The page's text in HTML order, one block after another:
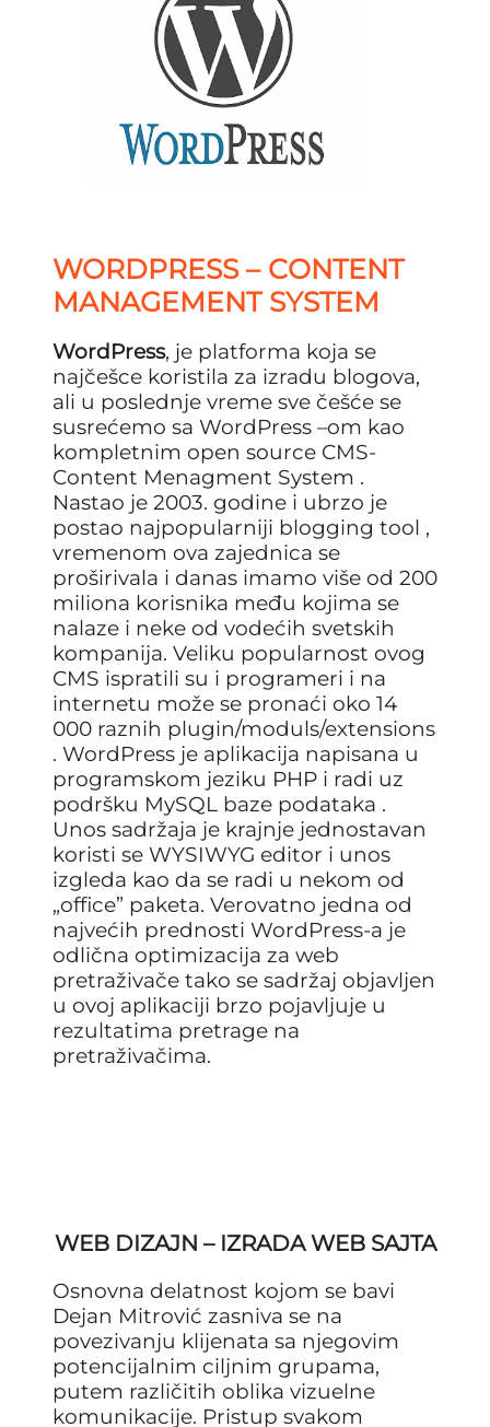
WORDPRESS – CONTENT
MANAGEMENT SYSTEM
WordPress, je platforma koja se
najčešce koristila za izradu blogova,
ali u poslednje vreme sve češće se
susrećemo sa WordPress –om kao
kompletnim open source CMS-
Content Menagment System .
Nastao je 2003. godine i ubrzo je
postao najpopularniji blogging tool ,
vremenom ova zajednica se
proširivala i danas imamo više od 200
miliona korisnika među kojima se
nalaze i neke od vodećih svetskih
kompanija. Veliku popularnost ovog
CMS ispratili su i programeri i na
internetu može se pronaći oko 14
000 raznih plugin/moduls/extensions
. WordPress je aplikacija napisana u
programskom jeziku PHP i radi uz
podršku MySQL baze podataka .
Unos sadržaja je krajnje jednostavan
koristi se WYSIWYG editor i unos
izgleda kao da se radi u nekom od
„office” paketa. Verovatno jedna od
najvećih prednosti WordPress-a je
odlična optimizacija za web
pretraživače tako se sadržaj objavljen
u ovoj aplikaciji brzo pojavljuje u
rezultatima pretrage na
pretraživačima.
WEB DIZAJN – IZRADA WEB SAJTA
Osnovna delatnost kojom se bavi
Dejan Mitrović zasniva se na
povezivanju klijenata sa njegovim
potencijalnim ciljnim grupama,
putem različitih oblika vizuelne
komunikacije. Pristup svakom